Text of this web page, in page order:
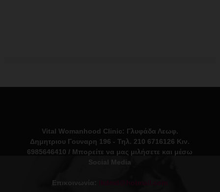
Vital Womanhood Clinic: Γλυφάδα Λεωφ.
Δημητριου Γουναρη 196 - Τηλ. 210 6716126 Κιν.
6985646410 / Μπορείτε να μας μιλήσετε και μέσω
Social Media
Επικοινωνία: ikdmd@hotmail.com